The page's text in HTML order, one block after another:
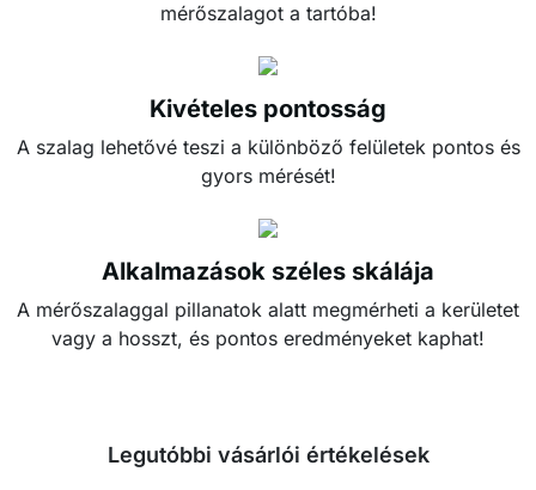
mérőszalagot a tartóba!
Kivételes pontosság
A szalag lehetővé teszi a különböző felületek pontos és
gyors mérését!
Alkalmazások széles skálája
A mérőszalaggal pillanatok alatt megmérheti a kerületet
vagy a hosszt, és pontos eredményeket kaphat!
Legutóbbi vásárlói értékelések